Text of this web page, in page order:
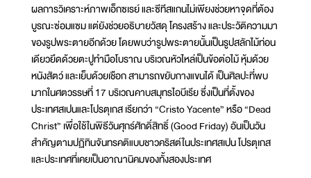
ผลการวิเคราะห์ภาพเอ็กซเรย์ และซีทีสแกนไม่เพียงช่วยหาจุดที่ต้อง
บูรณะซ่อมแซม แต่ยังช่วยอธิบายวัสดุ โครงสร้าง และประวัติความมา
ของรูปพระตายอีกด้วย โดยพบว่ารูปพระตายนั้นเป็นรูปสลักไม้ท่อน
เดียวยึดด้วยตะปูทำมือโบราณ บริเวณหัวไหล่เป็นข้อต่อไม้ หุ้มด้วย
หนังสัตว์ และเย็บด้วยเชือก สามารถขยับกางแขนได้ เป็นศิลปะที่พบ
มากในศตวรรษที่ 17 บริเวณคาบสมุทรไอบีเรีย ซึ่งเป็นที่ตั้งของ
ประเทศสเปนและโปรตุเกส เรียกว่า “Cristo Yacente” หรือ “Dead
Christ” เพื่อใช้ในพิธีวันศุกร์ศักดิ์สิทธิ์ (Good Friday) อันเป็นวัน
สำคัญตามปฏิทินจันทรคติแบบชาวคริสต์ในประเทศสเปน โปรตุเกส
และประเทศที่เคยเป็นอาณานิคมของทั้งสองประเทศ